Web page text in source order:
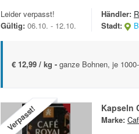
Leider verpasst!
Gültig: 06.10. - 12.10.
Händler:
Stadt:
€ 12,99 / kg - ganze Bohnen, je
Verpasst! Kapseln
Marke: